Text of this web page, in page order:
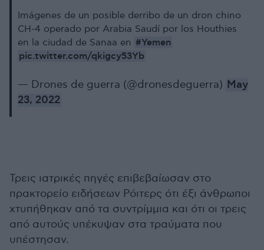
Imágenes de un posible derribo de un dron chino
CH-4 operado por Arabia Saudí por los Houthies
en la ciudad de Sanaa en #Yemen
pic.twitter.com/qkigcy53Yb
— Drones de guerra (@dronesdeguerra) May
23, 2022
Τρεις ιατρικές πηγές επιβεβαίωσαν στο
πρακτορείο ειδήσεων Ρόιτερς ότι έξι άνθρωποι
χτυπήθηκαν από τα συντρίμμια και ότι οι τρεις
από αυτούς υπέκυψαν στα τραύματα που
υπέστησαν.